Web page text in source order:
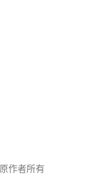
作者所有